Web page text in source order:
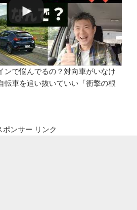
ンで悩んでるの？対向車がいなけ
転車を追い抜いていい「衝撃の根
ポンサー リンク